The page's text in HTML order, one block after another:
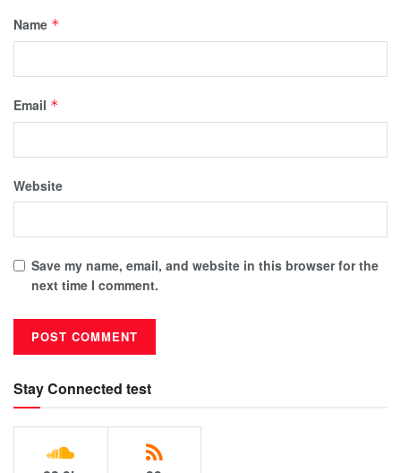
Name *
Email *
Website
Save my name, email, and website in this browser for the
next time I comment.
Stay Connected test